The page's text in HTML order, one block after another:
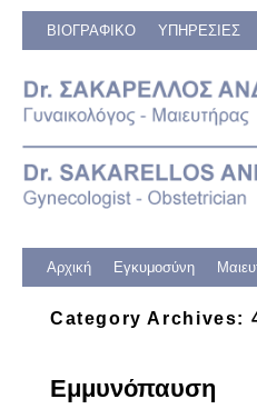
ΒΙΟΓΡΑΦΙΚΟ ΥΠΗΡΕΣΙΕΣ
Αρχική Εγκυμοσύνη
Category Archives:
Εμμυνόπαυση